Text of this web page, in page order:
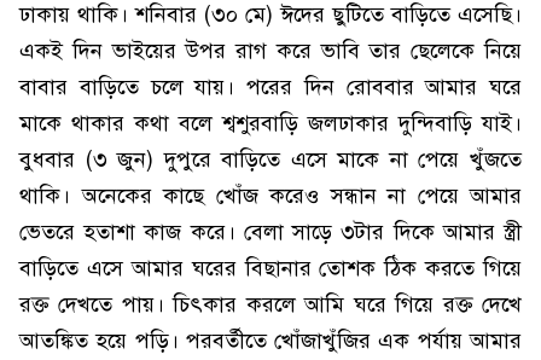
ঢাকায় থাকি। শনিবার (৩০ মে) ঈদের ছুটিতে বাড়িতে এসেছি।
একই দিন ভাইয়ের উপর রাগ করে ভাবি তার ছেলেকে নিয়ে
বাবার বাড়িতে চলে যায়। পরের দিন রোববার আমার ঘরে
মাকে থাকার কথা বলে শ্বশুরবাড়ি জলঢাকার দুন্দিবাড়ি যাই।
বুধবার (৩ জুন) দুপুরে বাড়িতে এসে মাকে না পেয়ে খুঁজতে
থাকি। অনেকের কাছে খোঁজ করেও সন্ধান না পেয়ে আমার
ভেতরে হতাশা কাজ করে। বেলা সাড়ে ৩টার দিকে আমার স্ত্রী
বাড়িতে এসে আমার ঘরের বিছানার তোশক ঠিক করতে গিয়ে
রক্ত দেখতে পায়। চিৎকার করলে আমি ঘরে গিয়ে রক্ত দেখে
আতঙ্কিত হয়ে পড়ি। পরবর্তীতে খোঁজাখুঁজির এক পর্যায় আমার